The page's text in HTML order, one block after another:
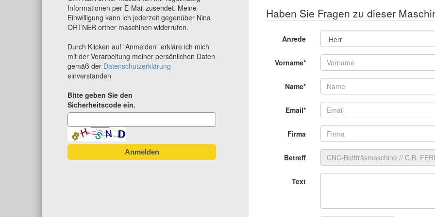
Informationen per E-Mail zusendet. Meine
Einwilligung kann ich jederzeit gegenüber Nina
ORTNER ortner maschinen widerrufen.
Durch Klicken auf “Anmelden” erkläre ich mich
mit der Verarbeitung meiner persönlichen Daten
gemäß der Datenschutzerklärung
einverstanden
Bitte geben Sie den
Sicherheitscode ein.
Anmelden
Haben Sie Fragen zu dieser
Anrede
Vorname*
Name*
Email*
Firma
Betreff
Text